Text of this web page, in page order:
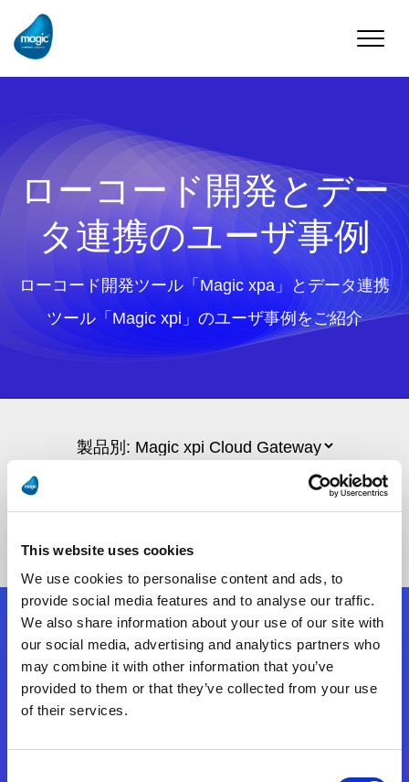
This website uses cookies
We use cookies to personalise content and ads, to
provide social media features and to analyse our traffic.
We also share information about your use of our site with
our social media, advertising and analytics partners who
may combine it with other information that you’ve
provided to them or that they’ve collected from your use
of their services.
Toggle
ローコード開発とデー
タ連携のユーザ事例
ローコード開発ツール「Magic xpa」とデータ連携
ツール「Magic xpi」のユーザ事例をご紹介
お問合せ
フォローする